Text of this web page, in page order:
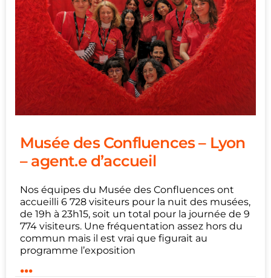
Musée des Confluences – Lyon
– agent.e d’accueil
Nos équipes du Musée des Confluences ont
accueilli 6 728 visiteurs pour la nuit des musées,
de 19h à 23h15, soit un total pour la journée de 9
774 visiteurs. Une fréquentation assez hors du
commun mais il est vrai que figurait au
programme l’exposition
...